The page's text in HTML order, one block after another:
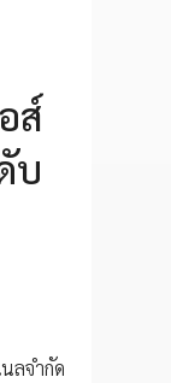
ส์
บ
ลจำกัด